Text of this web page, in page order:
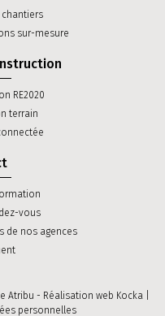
sur-mesure
RE2020
terrain
vous
de nos agences
Atribu - Réalisation web Kocka|
personnelles